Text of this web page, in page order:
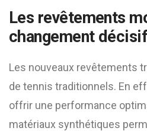
Les revêtements
changement décisif
Les nouveaux revêtements
de tennis traditionnels. En
offrir une performance
matériaux synthétiques